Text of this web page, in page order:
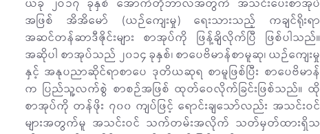
ယခု ၂ဝ၁၇ ခုနှစ် အောက်တိုဘာလအတွက် အသင်းပေးစာအုပ်
အဖြစ် အိအိမော် (ယဉ်ကျေးမှု) ရေးသားသည့် ကချင်ရိုးရာ
အဆင်တန်ဆာဒီဇိုင်းများ စာအုပ်ကို ဖြန့်ချိလိုက်ပြီ ဖြစ်ပါသည်။
အဆိုပါ စာအုပ်သည် ၂၀၁၄ ခုနှစ်၊ စာပေဗိမာန်စာမူဆု၊ ယဉ်ကျေးမှု
နှင့် အနုပညာဆိုင်ရာစာပေ ဒုတိယဆုရ စာမူဖြစ်ပြီး စာပေဗိမာန်
က ပြည်သူ့လက်စွဲ စာစဉ်အဖြစ် ထုတ်ဝေလိုက်ခြင်းဖြစ်သည်။ ထို
စာအုပ်ကို တန်ဖိုး ၇၀၀ ကျပ်ဖြင့် ရောင်းချသော်လည်း အသင်းဝင်
များအတွက်မူ အသင်းဝင် သက်တမ်းအလိုက် သတ်မှတ်ထားရှိသ